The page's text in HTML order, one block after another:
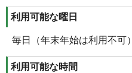
利用可能な曜日
毎日（年末年始は利用不可）
利用可能な時間